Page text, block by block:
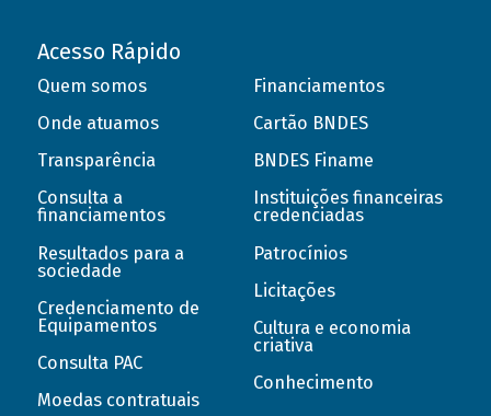
Acesso Rápido
Quem somos
Onde atuamos
Transparência
Consulta a
financiamentos
Resultados para a
sociedade
Credenciamento de
Equipamentos
Consulta PAC
Moedas contratuais
Financiamentos
Cartão BNDES
BNDES Finame
Instituições financeiras
credenciadas
Patrocínios
Licitações
Cultura e economia
criativa
Conhecimento